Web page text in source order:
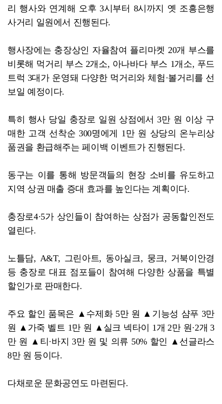
리 행사와 연계해 오후 3시부터 8시까지 옛 조흥은행
사거리 일원에서 진행된다.
행사장에는 충장상인 자율참여 플리마켓 20개 부스를
비롯해 먹거리 부스 2개소, 아나바다 부스 1개소, 푸드
트럭 3대가 운영돼 다양한 먹거리와 체험·볼거리를 선
보일 예정이다.
특히 행사 당일 충장로 일원 상점에서 3만 원 이상 구
매한 고객 선착순 300명에게 1만 원 상당의 온누리상
품권을 환급해주는 페이백 이벤트가 진행된다.
동구는 이를 통해 방문객들의 현장 소비를 유도하고
지역 상권 매출 증대 효과를 높인다는 계획이다.
충장로4·5가 상인들이 참여하는 상점가 공동할인전도
열린다.
노틀담, A&T, 그린아트, 동아실크, 뭉크, 거북이안경
등 충장로 대표 점포들이 참여해 다양한 상품을 특별
할인가로 판매한다.
주요 할인 품목은 ▲수제화 5만 원 ▲기능성 샴푸 3만
원 ▲가죽 벨트 1만 원 ▲실크 넥타이 1개 2만 원·2개 3
만 원 ▲티·바지 3만 원 및 의류 50% 할인 ▲선글라스
8만 원 등이다.
다채로운 문화공연도 마련된다.